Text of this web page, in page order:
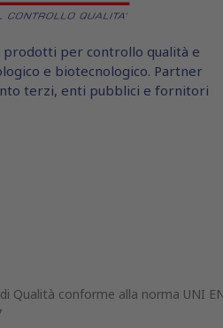
per controllo qualità e
e biotecnologico. Partner
terzi, enti pubblici e fornitori
Qualità conforme alla norma UNI